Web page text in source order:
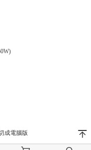
成電腦版 󰄬